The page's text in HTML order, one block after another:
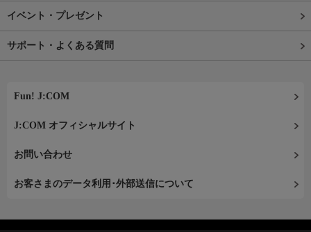
イベント・プレゼント
サポート・よくある質問
Fun! J:COM
J:COM オフィシャルサイト
お問い合わせ
お客さまのデータ利用･外部送信について